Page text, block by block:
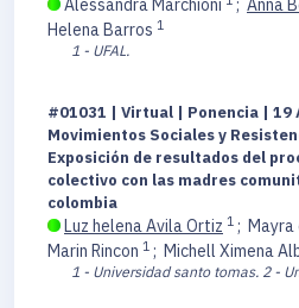
Alessandra Marchioni ; Anna
Helena Barros 1
1 - UFAL.
#01031 | Virtual | Ponencia | 19
Movimientos Sociales y
Exposición de resultados del
colectivo con las madres
colombia
Luz helena Avila Ortiz 1 ; Mayra
Marin Rincon 1 ; Michell Ximena
1 - Universidad santo tomas. 2 -